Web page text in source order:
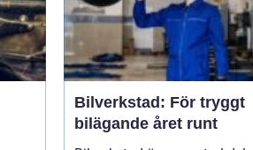
Bilverkstad: För tryggt
bilägande året runt